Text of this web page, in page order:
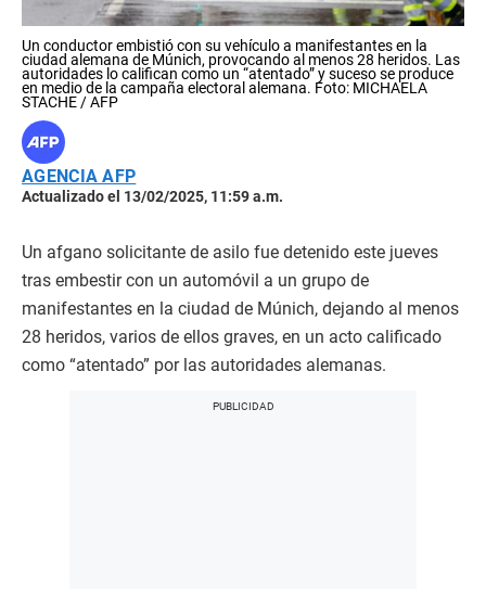
Un conductor embistió con su vehículo a manifestantes en la
ciudad alemana de Múnich, provocando al menos 28 heridos. Las
autoridades lo califican como un “atentado” y suceso se produce
en medio de la campaña electoral alemana. Foto: MICHAELA
STACHE / AFP
AGENCIA AFP
Actualizado el 13/02/2025, 11:59 a.m.
Un afgano solicitante de asilo fue detenido este jueves
tras embestir con un automóvil a un grupo de
manifestantes en la ciudad de Múnich, dejando al menos
28 heridos, varios de ellos graves, en un acto calificado
como “atentado” por las autoridades alemanas.